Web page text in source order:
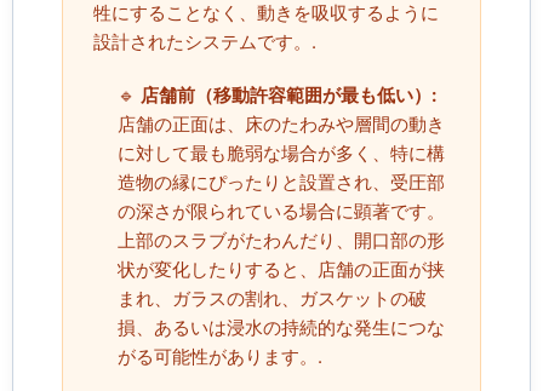
牲にすることなく、動きを吸収するように
設計されたシステムです。.
🔹 店舗前（移動許容範囲が最も低い）:
店舗の正面は、床のたわみや層間の動き
に対して最も脆弱な場合が多く、特に構
造物の縁にぴったりと設置され、受圧部
の深さが限られている場合に顕著です。
上部のスラブがたわんだり、開口部の形
状が変化したりすると、店舗の正面が挟
まれ、ガラスの割れ、ガスケットの破
損、あるいは浸水の持続的な発生につな
がる可能性があります。.